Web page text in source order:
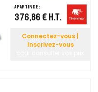
A partir de :
376,86 € H.T.
Connectez-vous |
Inscrivez-vous